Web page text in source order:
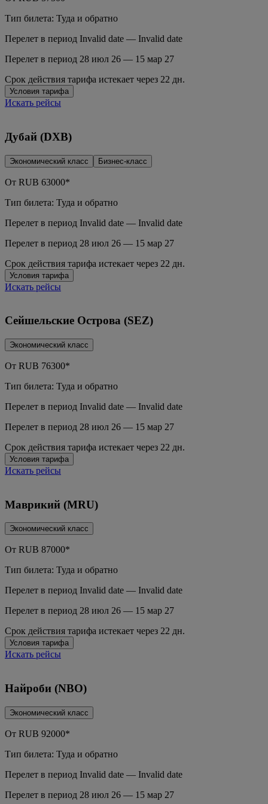
Тип билета: Туда и обратно
Перелет в период Invalid date — Invalid date
Перелет в период 28 июл 26 — 15 мар 27
Срок действия тарифа истекает через 22 дн.
Условия тарифа
Искать рейсы
Дубай (DXB)
Экономический класс Бизнес-класс
От RUB 63000*
Тип билета: Туда и обратно
Перелет в период Invalid date — Invalid date
Перелет в период 28 июл 26 — 15 мар 27
Срок действия тарифа истекает через 22 дн.
Условия тарифа
Искать рейсы
Сейшельские Острова (SEZ)
Экономический класс
От RUB 76300*
Тип билета: Туда и обратно
Перелет в период Invalid date — Invalid date
Перелет в период 28 июл 26 — 15 мар 27
Срок действия тарифа истекает через 22 дн.
Условия тарифа
Искать рейсы
Маврикий (MRU)
Экономический класс
От RUB 87000*
Тип билета: Туда и обратно
Перелет в период Invalid date — Invalid date
Перелет в период 28 июл 26 — 15 мар 27
Срок действия тарифа истекает через 22 дн.
Условия тарифа
Искать рейсы
Найроби (NBO)
Экономический класс
От RUB 92000*
Тип билета: Туда и обратно
Перелет в период Invalid date — Invalid date
Перелет в период 28 июл 26 — 15 мар 27